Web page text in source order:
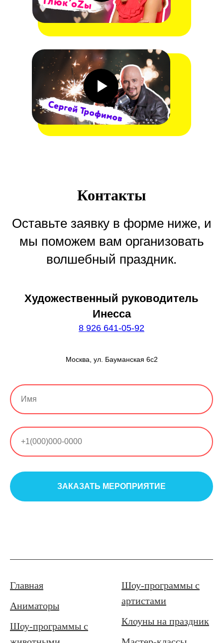
Контакты
Оставьте заявку в форме ниже, и
мы поможем вам организовать
волшебный праздник.
Художественный руководитель
Инесса
8 926 641-05-92
Москва, ул. Бауманская 6с2
ЗАКАЗАТЬ МЕРОПРИЯТИЕ
Главная
Аниматоры
Шоу-программы с
Шоу-программы с
артистами
Клоуны на праздник